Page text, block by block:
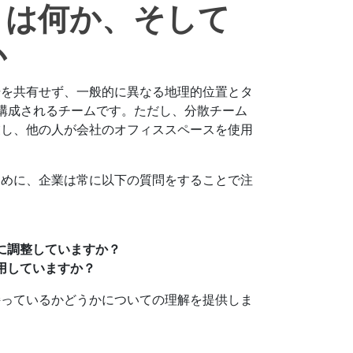
何か、そして
共有せず、一般的に異なる地理的位置とタ
されるチームです。ただし、分散チーム
、他の人が会社のオフィススペースを使用
に、企業は常に以下の質問をすることで注
調整していますか？
していますか？
ているかどうかについての理解を提供しま